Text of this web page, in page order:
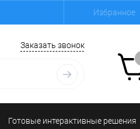
Избранное
Заказать звонок
Готовые интерактивные решения